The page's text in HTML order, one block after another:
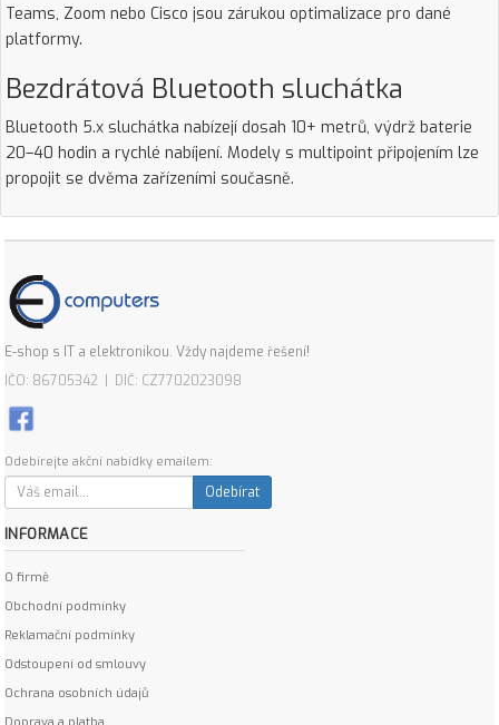
Teams, Zoom nebo Cisco jsou zárukou optimalizace pro dané
platformy.
Bezdrátová Bluetooth sluchátka
Bluetooth 5.x sluchátka nabízejí dosah 10+ metrů, výdrž baterie
20–40 hodin a rychlé nabíjení. Modely s multipoint připojením lze
propojit se dvěma zařízeními současně.
E-shop s IT a elektronikou. Vždy najdeme řešení!
IČO: 86705342 | DIČ: CZ7702023098
Odebírejte akční nabídky emailem:
Odebírat
INFORMACE
O firmě
Obchodní podmínky
Reklamační podmínky
Odstoupení od smlouvy
Ochrana osobních údajů